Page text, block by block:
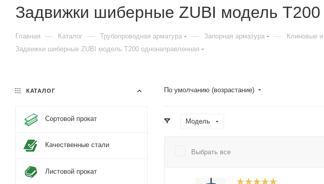
Задвижки шиберные ZUBI модель Т200
Главная — Каталог — Трубопроводная арматура — Запорная арматура — Клиновые
Задвижки шиберные ZUBI модель Т200 однонаправленная
По умолчанию (возрастание)
Модель
Выбрать все
КАТАЛОГ
Сортовой прокат
Качественные стали
Листовой прокат